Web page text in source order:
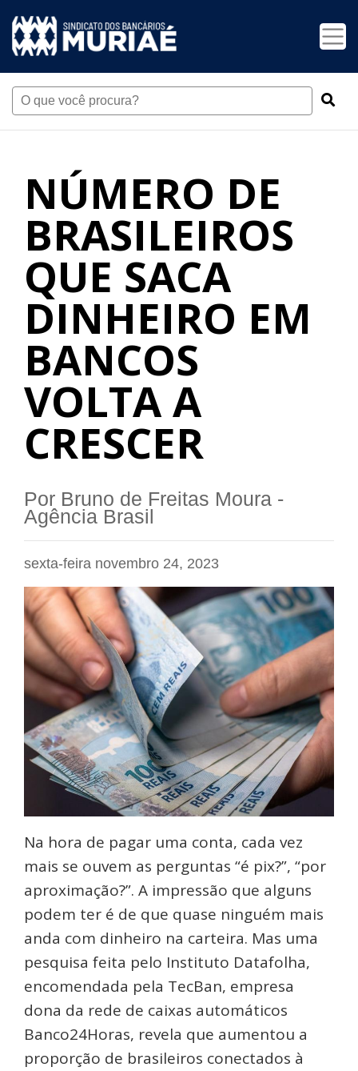
NÚMERO DE
BRASILEIROS
QUE SACA
DINHEIRO EM
BANCOS
VOLTA A
CRESCER
Por Bruno de Freitas Moura -
Agência Brasil
sexta-feira novembro 24, 2023
Na hora de pagar uma conta, cada vez
mais se ouvem as perguntas “é pix?”, “por
aproximação?”. A impressão que alguns
podem ter é de que quase ninguém mais
anda com dinheiro na carteira. Mas uma
pesquisa feita pelo Instituto Datafolha,
encomendada pela TecBan, empresa
dona da rede de caixas automáticos
Banco24Horas, revela que aumentou a
proporção de brasileiros conectados à